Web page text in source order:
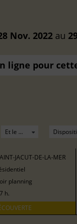
Nov. 2022 au
ligne pour
JACUT-DE-LA-MER
planning
h.